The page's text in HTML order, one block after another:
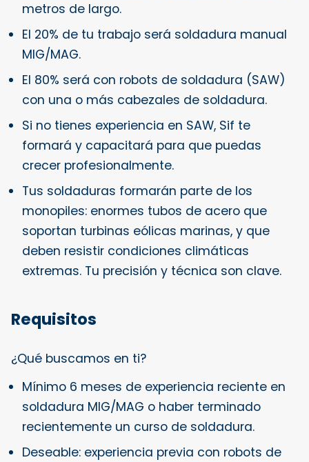
metros de largo.
El 20% de tu trabajo será soldadura manual
MIG/MAG.
El 80% será con robots de soldadura (SAW)
con una o más cabezales de soldadura.
Si no tienes experiencia en SAW, Sif te
formará y capacitará para que puedas
crecer profesionalmente.
Tus soldaduras formarán parte de los
monopiles: enormes tubos de acero que
soportan turbinas eólicas marinas, y que
deben resistir condiciones climáticas
extremas. Tu precisión y técnica son clave.
Requisitos
¿Qué buscamos en ti?
Mínimo 6 meses de experiencia reciente en
soldadura MIG/MAG o haber terminado
recientemente un curso de soldadura.
Deseable: experiencia previa con robots de